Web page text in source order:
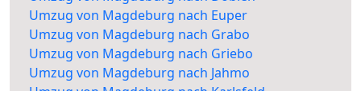
Umzug von Magdeburg nach Euper
Umzug von Magdeburg nach Grabo
Umzug von Magdeburg nach Griebo
Umzug von Magdeburg nach Jahmo